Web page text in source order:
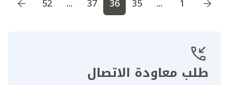
1
...
35
36
37
...
52
طلب معاودة الاتصال